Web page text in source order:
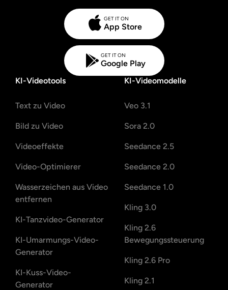
GET IT ON
App Store
GET IT ON
Google Play
KI-Videotools
Text zu Video
Bild zu Video
Videoeffekte
Video-Optimierer
Wasserzeichen aus Video
entfernen
KI-Tanzvideo-Generator
KI-Umarmungs-Video-
Generator
KI-Kuss-Video-
Generator
KI-Videomodelle
Veo 3.1
Sora 2.0
Seedance 2.5
Seedance 2.0
Seedance 1.0
Kling 3.0
Kling 2.6
Bewegungssteuerung
Kling 2.6 Pro
Kling 2.1